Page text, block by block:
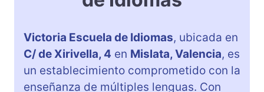
Victoria Escuela de Idiomas, ubicada en
C/ de Xirivella, 4 en Mislata, Valencia, es
un establecimiento comprometido con la
enseñanza de múltiples lenguas. Con